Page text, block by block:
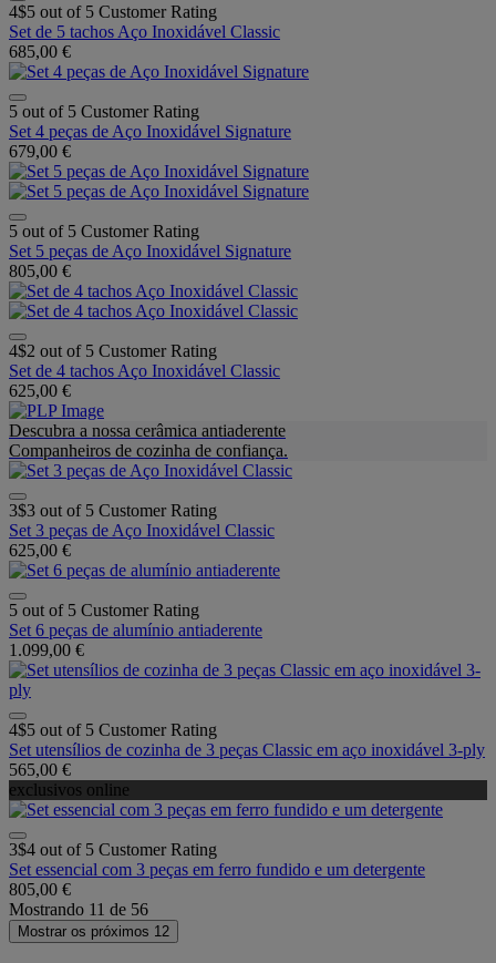
4$5 out of 5 Customer Rating
Set de 5 tachos Aço Inoxidável Classic
685,00 €
5 out of 5 Customer Rating
Set 4 peças de Aço Inoxidável Signature
679,00 €
5 out of 5 Customer Rating
Set 5 peças de Aço Inoxidável Signature
805,00 €
4$2 out of 5 Customer Rating
Set de 4 tachos Aço Inoxidável Classic
625,00 €
Descubra a nossa cerâmica antiaderente
Companheiros de cozinha de confiança.
3$3 out of 5 Customer Rating
Set 3 peças de Aço Inoxidável Classic
625,00 €
5 out of 5 Customer Rating
Set 6 peças de alumínio antiaderente
1.099,00 €
4$5 out of 5 Customer Rating
Set utensílios de cozinha de 3 peças Classic em aço inoxidável 3-ply
565,00 €
exclusivos online
3$4 out of 5 Customer Rating
Set essencial com 3 peças em ferro fundido e um detergente
805,00 €
Mostrando 11 de 56
Mostrar os próximos 12